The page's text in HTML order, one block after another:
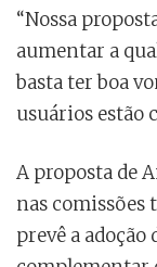
“Nossa
aumentar a
basta ter boa
usuários estão
A proposta de
nas comissões
prevê a